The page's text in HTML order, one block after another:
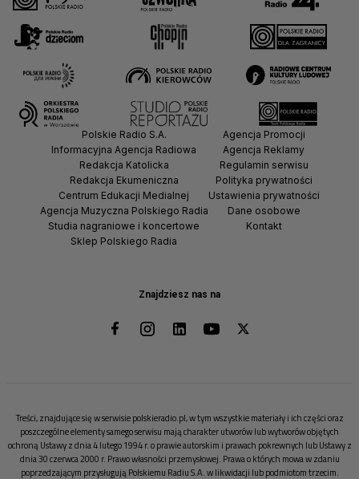
Znajdziesz nas na
Polskie Radio S.A.
Informacyjna Agencja Radiowa
Redakcja Katolicka
Redakcja Ekumeniczna
Centrum Edukacji Medialnej
Agencja Muzyczna Polskiego Radia
Studia nagraniowe i koncertowe
Sklep Polskiego Radia
Agencja Promocji
Agencja Reklamy
Regulamin serwisu
Polityka prywatności
Ustawienia prywatności
Dane osobowe
Kontakt
Treści, znajdujące się w serwisie polskieradio.pl, w tym wszystkie materiały i ich części oraz
poszczególne elementy samego serwisu mają charakter utworów lub wytworów objętych
ochroną Ustawy z dnia 4 lutego 1994 r. o prawie autorskim i prawach pokrewnych lub Ustawy z
dnia 30 czerwca 2000 r. Prawo własności przemysłowej. Prawa o których mowa w zdaniu
poprzedzającym przysługują Polskiemu Radiu S.A. w likwidacji lub podmiotom trzecim.